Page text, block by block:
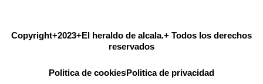
Copyright+2023+El heraldo de alcala.+ Todos los derechos
reservados
Politica de cookiesPolitica de privacidad